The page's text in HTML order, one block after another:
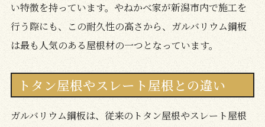
い特徴を持っています。やねかべ家が新潟市内で施工を
行う際にも、この耐久性の高さから、ガルバリウム鋼板
は最も人気のある屋根材の一つとなっています。
トタン屋根やスレート屋根との違い
ガルバリウム鋼板は、従来のトタン屋根やスレート屋根